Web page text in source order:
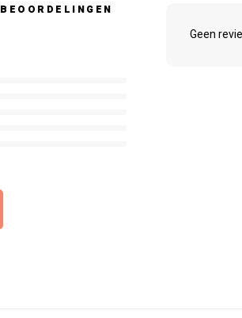
BEOORDELINGEN
Geen